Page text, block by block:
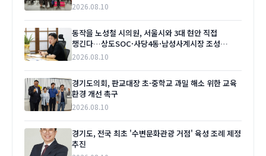
2026.08.10
동작을 노성철 시의원, 서울시와 3대 현안 직접
챙긴다…상도SOC·사당4동·남성사계시장 조성
'본격화'
2026.08.10
경기도의회, 판교대장 초·중학교 과밀 해소 위한 교육
환경 개선 촉구
2026.08.10
경기도, 전국 최초 '수변문화관광 거점' 육성 조례 제정
추진